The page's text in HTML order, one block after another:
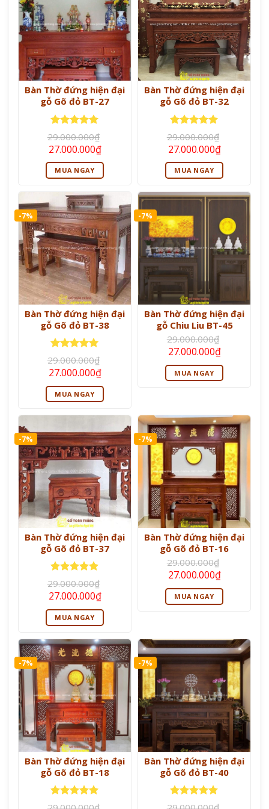
Bàn Thờ đứng hiện đại
gỗ Gõ đỏ BT-27
Được xếp
hạng55
sao
29.000.000₫
Giá
gốc
là:
29.000.000₫.
27.000.000₫Giá
hiện
tại
là:
27.000.000₫.
MUA NGAY
Bàn Thờ đứng hiện đại
gỗ Gõ đỏ BT-32
Được xếp
hạng55
sao
29.000.000₫
Giá
gốc
là:
29.000.000₫.
27.000.000₫Giá
hiện
tại
là:
MUA NGAY
-7%
Bàn Thờ đứng hiện đại
gỗ Gõ đỏ BT-38
Được xếp
hạng55
sao
29.000.000₫
Giá
gốc
là:
29.000.000₫.
27.000.000₫Giá
hiện
tại
là:
MUA NGAY
-7%
Bàn Thờ đứng hiện đại
gỗ Chiu Liu BT-45
29.000.000₫
Giá
gốc
là:
29.000.000₫.
27.000.000₫Giá
hiện
tại
là:
MUA NGAY
-7%
Bàn Thờ đứng hiện đại
gỗ Gõ đỏ BT-37
Được xếp
hạng55
sao
29.000.000₫
Giá
gốc
là:
29.000.000₫.
27.000.000₫Giá
hiện
tại
là:
27.000.000₫.
MUA NGAY
-7%
Bàn Thờ đứng hiện đại
gỗ Gõ đỏ BT-16
29.000.000₫
Giá
gốc
là:
29.000.000₫.
27.000.000₫Giá
hiện
tại
là:
MUA NGAY
-7%
Bàn Thờ đứng hiện đại
gỗ Gõ đỏ BT-18
Được xếp
-7%
Bàn Thờ đứng hiện đại
gỗ Gõ đỏ BT-40
Được xếp